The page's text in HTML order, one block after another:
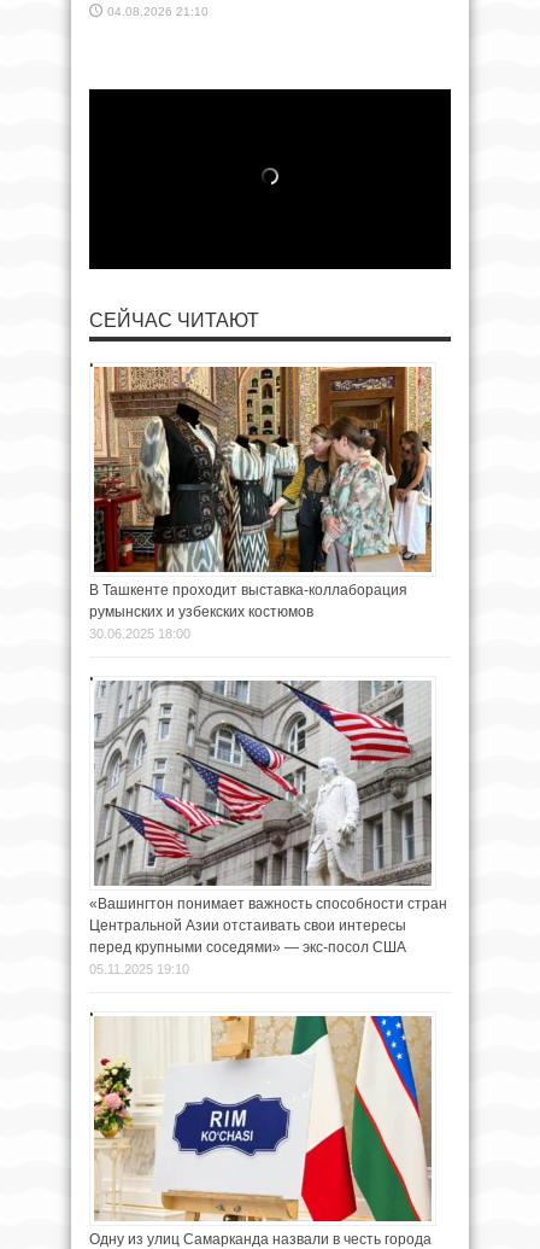
04.08.2026 21:10
СЕЙЧАС ЧИТАЮТ
В Ташкенте проходит выставка-коллаборация
румынских и узбекских костюмов
30.06.2025 18:00
«Вашингтон понимает важность способности стран
Центральной Азии отстаивать свои интересы
перед крупными соседями» — экс-посол США
05.11.2025 19:10
Одну из улиц Самарканда назвали в честь города